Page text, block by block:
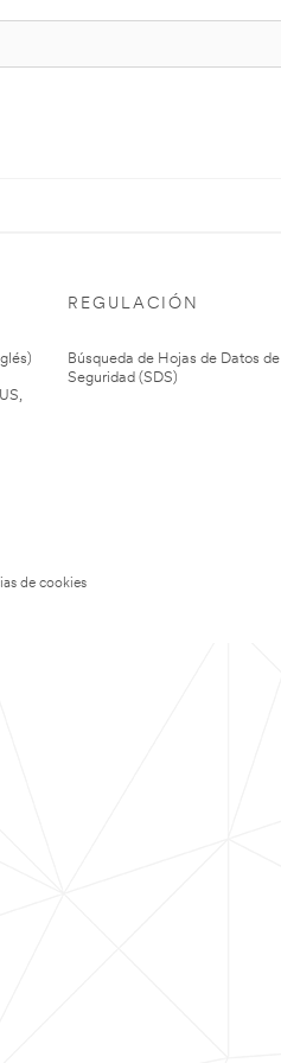
REGULACIÓN
Búsqueda de Hojas de Datos de
Seguridad (SDS)
de cookies